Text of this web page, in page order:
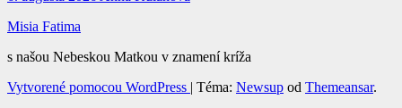
Misia Fatima
s našou Nebeskou Matkou v znamení kríža
Vytvorené pomocou WordPress | Téma: Newsup od Themeansar.